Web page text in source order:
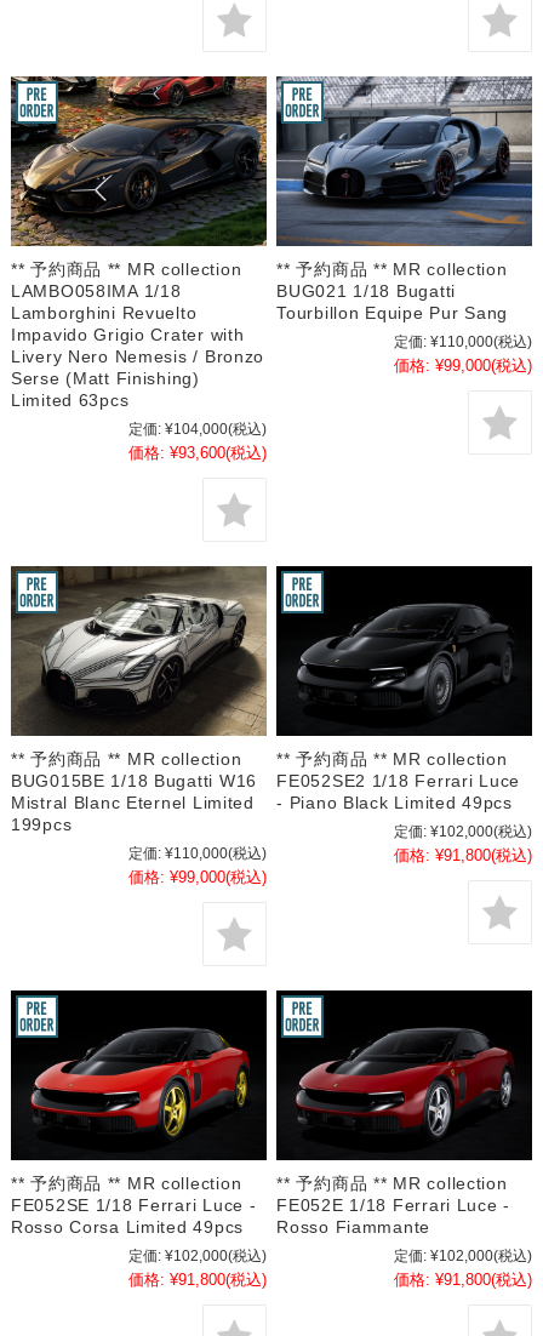
** 予約商品 ** MR collection
LAMBO058IMA 1/18
Lamborghini Revuelto
Impavido Grigio Crater with
Livery Nero Nemesis / Bronzo
Serse (Matt Finishing)
Limited 63pcs
定価: ¥104,000(税込)
価格: ¥93,600(税込)
** 予約商品 ** MR collection
BUG021 1/18 Bugatti
Tourbillon Equipe Pur Sang
定価: ¥110,000(税込)
価格: ¥99,000(税込)
** 予約商品 ** MR collection
BUG015BE 1/18 Bugatti W16
Mistral Blanc Eternel Limited
199pcs
定価: ¥110,000(税込)
価格: ¥99,000(税込)
** 予約商品 ** MR collection
FE052SE2 1/18 Ferrari Luce
- Piano Black Limited 49pcs
定価: ¥102,000(税込)
価格: ¥91,800(税込)
** 予約商品 ** MR collection
FE052SE 1/18 Ferrari Luce -
Rosso Corsa Limited 49pcs
定価: ¥102,000(税込)
価格: ¥91,800(税込)
** 予約商品 ** MR collection
FE052E 1/18 Ferrari Luce -
Rosso Fiammante
定価: ¥102,000(税込)
価格: ¥91,800(税込)